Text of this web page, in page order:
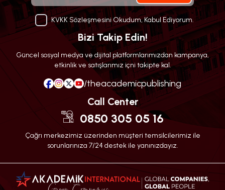
KVKK Sözleşmesini Okudum, Kabul Ediyorum.
Bizi Takip Edin!
Güncel sosyal medya ve dijital platformlarımızdan kampanya,
etkinlik ve satışlarımız içni takipte kal.
/theacademicpublishing
Call Center
0850 305 05 16
Çağrı merkezimiz üzerinden müşteri temsilcilerimiz ile
sorunlarınıza 7/24 destek ile yanınızdayız.